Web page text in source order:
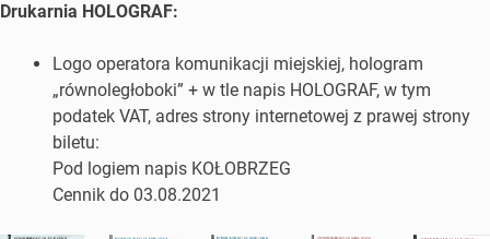
Drukarnia HOLOGRAF:
Logo operatora komunikacji miejskiej, hologram
„równoległoboki” + w tle napis HOLOGRAF, w tym
podatek VAT, adres strony internetowej z prawej strony
biletu:
Pod logiem napis KOŁOBRZEG
Cennik do 03.08.2021